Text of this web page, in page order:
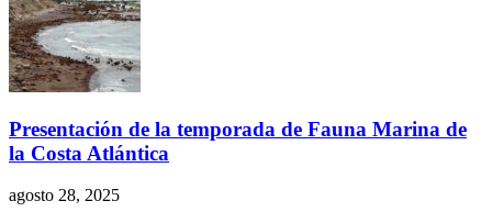
Presentación de la temporada de Fauna Marina de
la Costa Atlántica
agosto 28, 2025